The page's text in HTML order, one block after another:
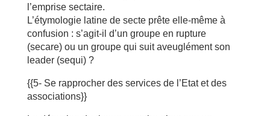
l’emprise sectaire.
L’étymologie latine de secte prête elle-même à
confusion : s’agit-il d’un groupe en rupture
(secare) ou un groupe qui suit aveuglément son
leader (sequi) ?
{{5- Se rapprocher des services de l’Etat et des
associations}}